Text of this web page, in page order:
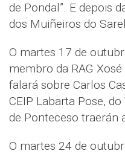
de Pondal”. E depois
dos Muiñeiros do
O martes 17 de
membro da RAG
falará sobre Carlos
CEIP Labarta Pose,
de Ponteceso traerán
O martes 24 de